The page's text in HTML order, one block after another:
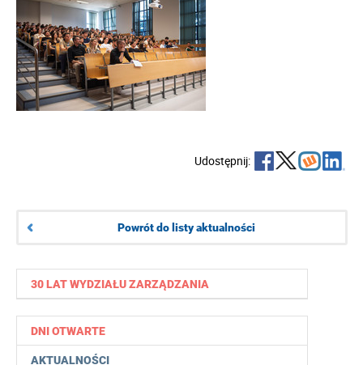
30 LAT WYDZIAŁU ZARZĄDZANIA
DNI OTWARTE
AKTUALNOŚCI
Udostępnij:
Powrót do listy aktualności